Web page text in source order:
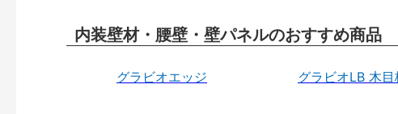
内装壁材・腰壁・壁パネルのおすすめ商品
グラビオエッジ グラビオLB 木目